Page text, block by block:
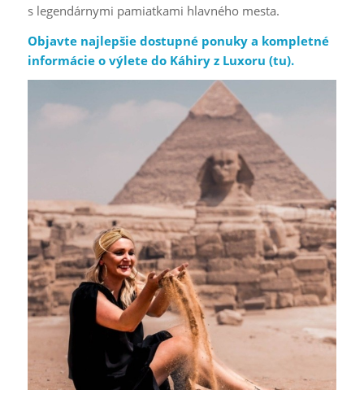
s legendárnymi pamiatkami hlavného mesta.
Objavte najlepšie dostupné ponuky a kompletné
informácie o výlete do Káhiry z Luxoru (tu).